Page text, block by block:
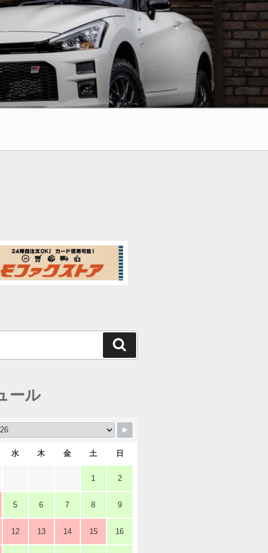
索
ール
水 木 金 土 日
1 2
5 6 7 8 9
12 13 14 15 16